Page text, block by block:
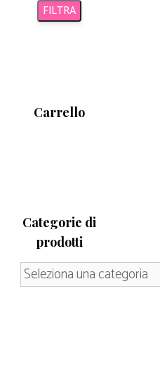
FILTRA
Carrello
Categorie di
prodotti